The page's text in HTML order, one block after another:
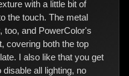
with a little bit of
the touch. The metal
too, and PowerColor's
covering both the top
I also like that you get
all lighting, no